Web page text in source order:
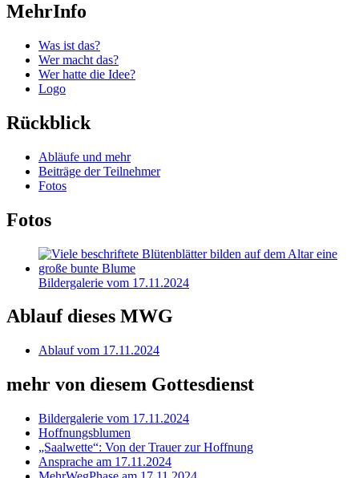
MehrInfo
Was ist das?
Wer macht das?
Wer hatte die Idee?
Logo
Rückblick
Abläufe und mehr
Beiträge der Teilnehmer
Fotos
Fotos
Bildergalerie vom 17.11.2024
Ablauf dieses MWG
Ablauf vom 17.11.2024
mehr von diesem Gottesdienst
Bildergalerie vom 17.11.2024
Hoffnungsblumen
„Saalwette“: Von der Trauer zur Hoffnung
Ansprache am 17.11.2024